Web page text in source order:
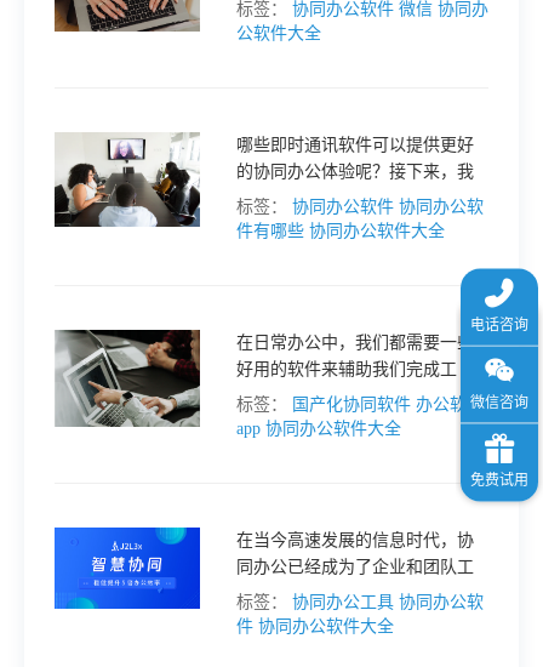
国内，有许多协同办公软件可供
标签： 协同办公软件 微信 协同办
公软件大全
哪些即时通讯软件可以提供更好
的协同办公体验呢？接下来，我
们将介绍国内的一些即时通讯软
件，帮助大家更好地选择合适的
标签： 协同办公软件 协同办公软
件有哪些 协同办公软件大全
在日常办公中，我们都需要一些
好用的软件来辅助我们完成工
作。但是，很多人可能并不知道
国内有一些非常强大的办公软
标签： 国产化协同软件 办公软件
app 协同办公软件大全
在当今高速发展的信息时代，协
同办公已经成为了企业和团队工
作中必不可少的一部分。而在协
同办公中，选择一款高效方便的
标签： 协同办公工具 协同办公软
件 协同办公软件大全